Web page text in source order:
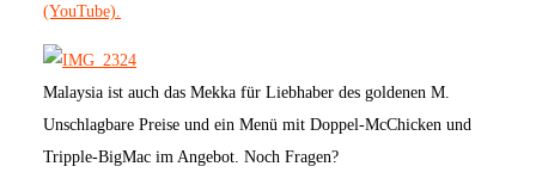
(YouTube).
Malaysia ist auch das Mekka für Liebhaber des goldenen M.
Unschlagbare Preise und ein Menü mit Doppel-McChicken und
Tripple-BigMac im Angebot. Noch Fragen?